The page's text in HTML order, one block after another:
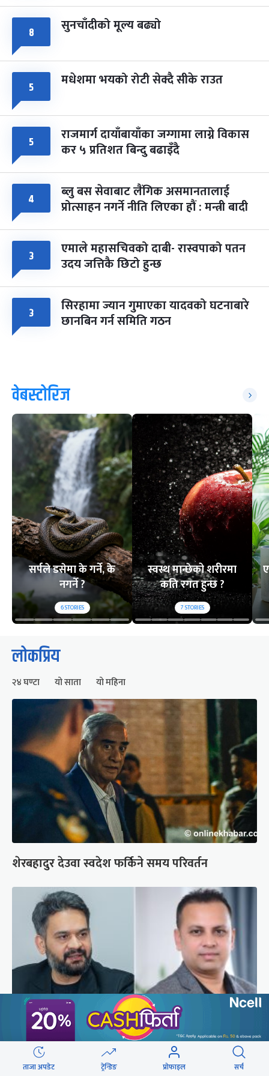
८ सुनचाँदीको मूल्य बढ्यो
५ मधेशमा भयको रोटी सेक्दै सीके राउत
५ राजमार्ग दायाँबायाँका जग्गामा लाग्ने विकास
कर ५ प्रतिशत बिन्दु बढाइँदै
४ ब्लु बस सेवाबाट लैंगिक असमानतालाई
प्रोत्साहन नगर्ने नीति लिएका हौं : मन्त्री बादी
३ एमाले महासचिवको दाबी- रास्वपाको पतन
उदय जत्तिकै छिटो हुन्छ
३ सिरहामा ज्यान गुमाएका यादवको घटनाबारे
छानबिन गर्न समिति गठन
वेबस्टोरिज
सर्पले डसेमा के गर्ने, के
नगर्ने ?
6STORIES
स्वस्थ मान्छेको शरीरमा
कति रगत हुन्छ ?
7STORIES
लोकप्रिय
२४ घण्टा यो साता यो महिना
शेरबहादुर देउवा स्वदेश फर्किने समय परिवर्तन
बालेनलाई मनीष झाको जवाफ : महान जनादेश पाएको
सरकार एक्लो छैन
ताजा अपडेट ट्रेन्डिङ प्रोफाइल सर्च